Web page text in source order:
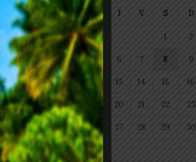
L M M J V S D
1 2
3 4 5 6 7 8 9
10 11 12 13 14 15 16
17 18 20 21 22 23
24 25 26 27 28 29 30
31